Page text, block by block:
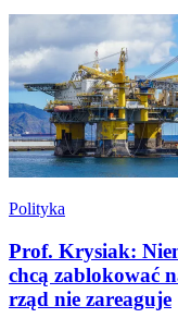
Polityka
Prof. Krysiak:
chcą zablokować
rząd nie zareaguje